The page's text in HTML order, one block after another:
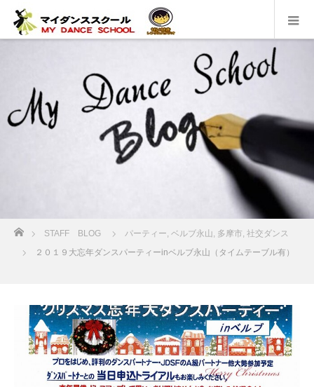
ホーム
STAFF BLOG パーティー, ベルブ永山, 多摩市, 社交ダンス
２０１９大忘年ダンスパーティーinベルブ永山（タイムテーブル有）